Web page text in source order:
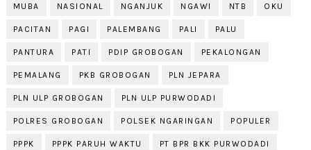
MUBA NASIONAL NGANJUK NGAWI NTB OKU
PACITAN PAGI PALEMBANG PALI PALU
PANTURA PATI PDIP GROBOGAN PEKALONGAN
PEMALANG PKB GROBOGAN PLN JEPARA
PLN ULP GROBOGAN PLN ULP PURWODADI
POLRES GROBOGAN POLSEK NGARINGAN POPULER
PPPK PPPK PARUH WAKTU PT BPR BKK PURWODADI